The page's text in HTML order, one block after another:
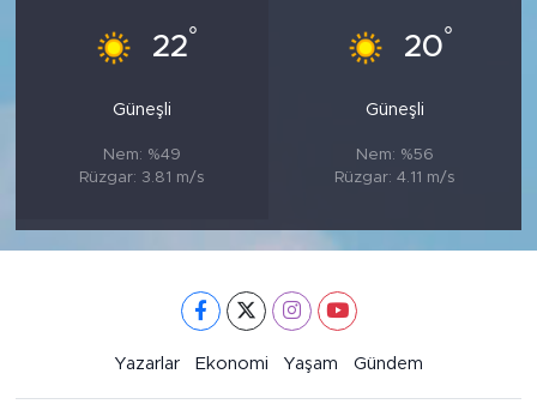
22°
Güneşli
Nem: %49
Rüzgar: 3.81 m/s
20°
Güneşli
Nem: %56
Rüzgar: 4.11 m/s
Yazarlar Ekonomi Yaşam Gündem